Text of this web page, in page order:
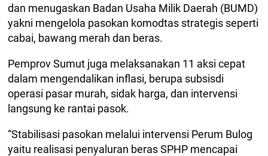
dan menugaskan Badan Usaha Milik Daerah (BUMD)
yakni mengelola pasokan komodtas strategis seperti
cabai, bawang merah dan beras.
Pemprov Sumut juga melaksanakan 11 aksi cepat
dalam mengendalikan inflasi, berupa subsisdi
operasi pasar murah, sidak harga, dan intervensi
langsung ke rantai pasok.
“Stabilisasi pasokan melalui intervensi Perum Bulog
yaitu realisasi penyaluran beras SPHP mencapai